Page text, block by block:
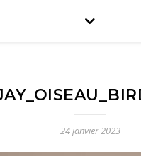
24 janvier 2023